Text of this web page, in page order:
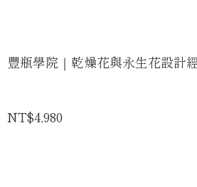
豐瓶學院｜乾燥花與永生花設計
NT$4,980